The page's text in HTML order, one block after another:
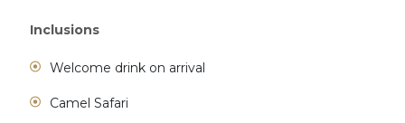
ENQUIRE
Inclusions
Welcome drink on arrival
Camel Safari